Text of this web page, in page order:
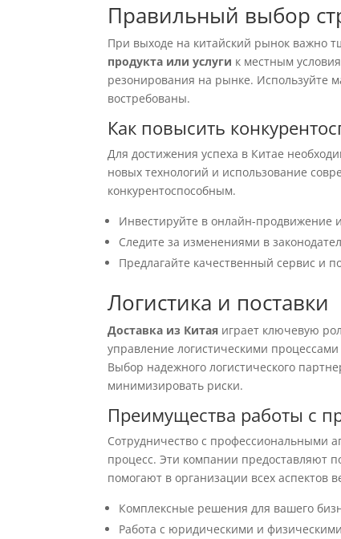
Правильный выбор
При выходе на китайский рынок важно
продукта или услуги к местным
резонирования на рынке. Используйте
востребованы.
Как повысить
Для достижения успеха в Китае
новых технологий и использование
конкурентоспособным.
Инвестируйте в онлайн-продвижение
Следите за изменениями в
Предлагайте качественный сервис и
Логистика и поставки
Доставка из Китая играет ключевую
управление логистическими
Выбор надежного логистического
минимизировать риски.
Преимущества работы с
Сотрудничество с профессиональными
процесс. Эти компании предоставляют
помогают в организации всех аспектов
Комплексные решения для вашего
Работа с юридическими и